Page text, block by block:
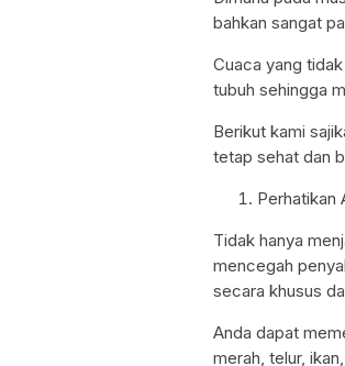
bahkan sangat
Cuaca yang
tubuh sehingga
Berikut kami
tetap sehat dan
Perhatikan
Tidak hanya
mencegah
secara khusus
Anda dapat
merah, telur,